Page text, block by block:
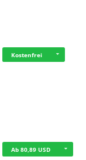
Kostenfrei
Ab 80,89 USD